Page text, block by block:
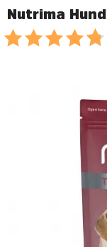
Nutrima
foo